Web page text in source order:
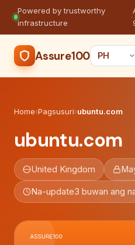
Powered by trustworthy
infrastructure
·
Assure100
Home›Pagsusuri›ubuntu.com
ubuntu.com
United Kingdom
Na-update3 buwan ang